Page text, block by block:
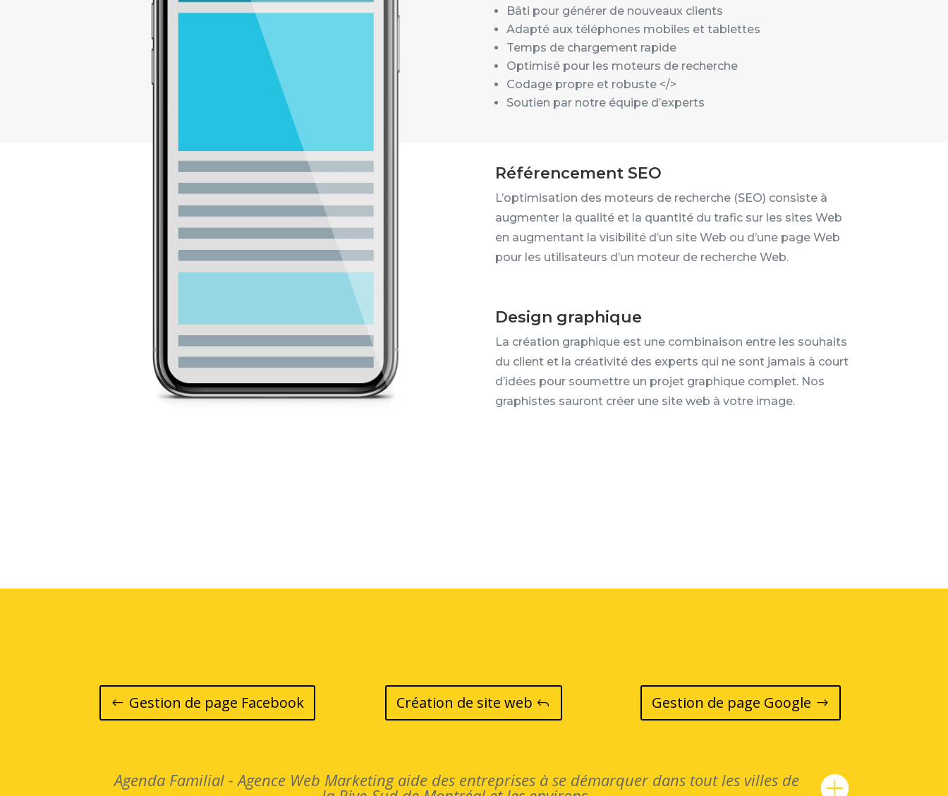
Bâti pour générer de nouveaux clients
Adapté aux téléphones mobiles et tablettes
Temps de chargement rapide
Optimisé pour les moteurs de recherche
Codage propre et robuste </>
Soutien par notre équipe d’experts
Référencement SEO
L’optimisation des moteurs de recherche (SEO) consiste à
augmenter la qualité et la quantité du trafic sur les sites Web
en augmentant la visibilité d’un site Web ou d’une page Web
pour les utilisateurs d’un moteur de recherche Web.
Design graphique
La création graphique est une combinaison entre les souhaits
du client et la créativité des experts qui ne sont jamais à court
d’idées pour soumettre un projet graphique complet. Nos
graphistes sauront créer une site web à votre image.
Gestion de page Facebook Création de site web Gestion de page Google
Agenda Familial - Agence Web Marketing aide des entreprises à se démarquer dans tout les villes de